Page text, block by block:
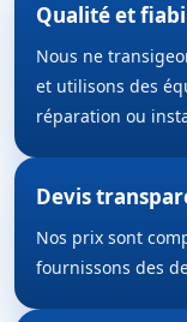
Qualité et
Nous ne
et utilisons des
réparation ou
Devis
Nos prix sont
fournissons des